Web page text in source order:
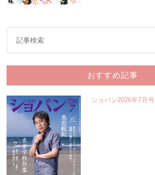
おすすめ記事
ショパン2026年7月号